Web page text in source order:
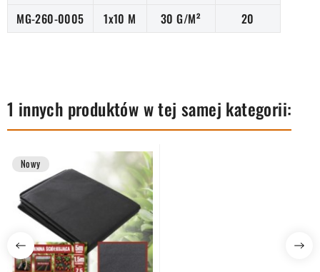
MG-260-0005
1x10 M 30 G/M² 20
1 innych produktów w tej samej kategorii:
Nowy